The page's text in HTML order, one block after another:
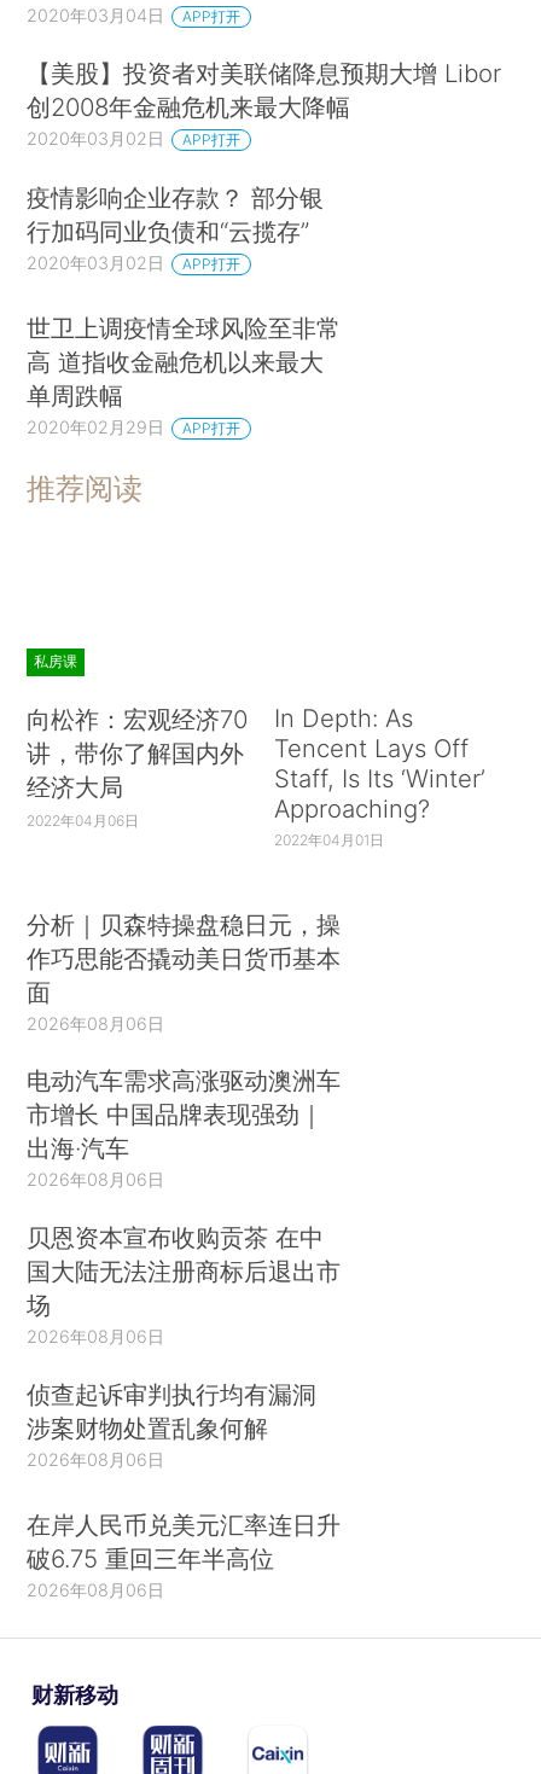
2020年03月04日 APP打开
【美股】投资者对美联储降息预期大增 Libor
创2008年金融危机来最大降幅
2020年03月02日 APP打开
疫情影响企业存款？ 部分银
行加码同业负债和“云揽存”
2020年03月02日 APP打开
世卫上调疫情全球风险至非常
高 道指收金融危机以来最大
单周跌幅
2020年02月29日 APP打开
推荐阅读
私房课
向松祚：宏观经济70
讲，带你了解国内外
经济大局
2022年04月06日
In Depth: As
Tencent Lays Off
Staff, Is Its ‘Winter’
Approaching?
2022年04月01日
分析｜贝森特操盘稳日元，操
作巧思能否撬动美日货币基本
面
2026年08月06日
电动汽车需求高涨驱动澳洲车
市增长 中国品牌表现强劲｜
出海·汽车
2026年08月06日
贝恩资本宣布收购贡茶 在中
国大陆无法注册商标后退出市
场
2026年08月06日
侦查起诉审判执行均有漏洞
涉案财物处置乱象何解
2026年08月06日
在岸人民币兑美元汇率连日升
破6.75 重回三年半高位
2026年08月06日
财新移动